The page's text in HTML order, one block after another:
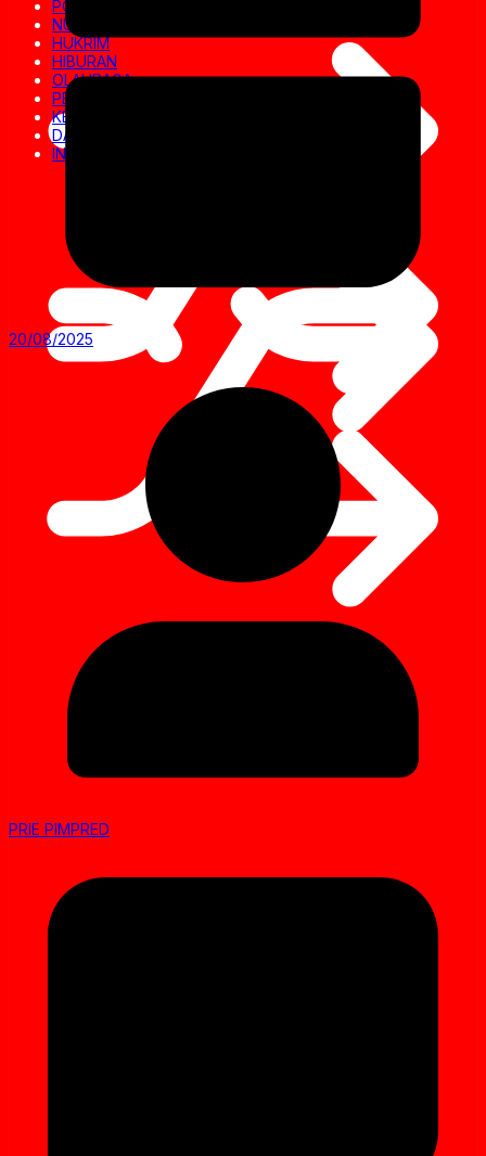
POLITIK
NUSANTARA
HUKRIM
HIBURAN
OLAHRAGA
PENDIDIKAN
KESEHATAN
DAERAH
INVESTIGASI
20/08/2025
PRIE PIMPRED